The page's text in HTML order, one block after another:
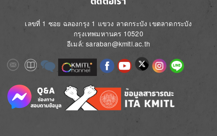
เลขที่ 1 ซอย ฉลองกรุง 1 แขวง ลาดกระบัง เขตลาดกระบัง
กรุงเทพมหานคร 10520
อีเมล์: saraban@kmitl.ac.th
ImageImageImage Image ImageImageImageImageImage
Image Image